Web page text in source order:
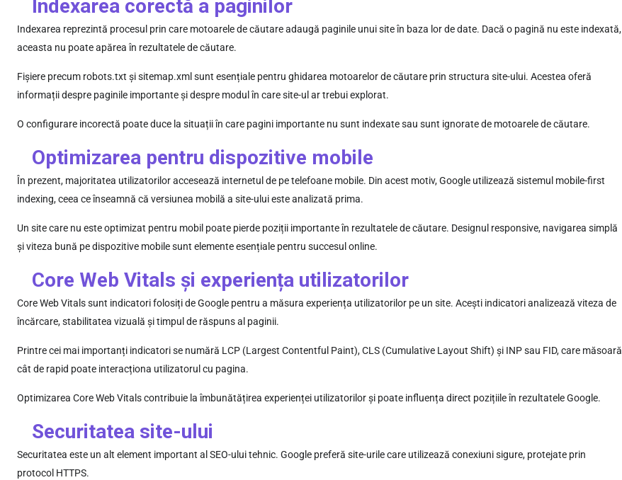
Indexarea corectă a paginilor
Indexarea reprezintă procesul prin care motoarele de căutare adaugă paginile unui site în baza lor de date. Dacă o pagină nu este indexată,
aceasta nu poate apărea în rezultatele de căutare.
Fișiere precum robots.txt și sitemap.xml sunt esențiale pentru ghidarea motoarelor de căutare prin structura site-ului. Acestea oferă
informații despre paginile importante și despre modul în care site-ul ar trebui explorat.
O configurare incorectă poate duce la situații în care pagini importante nu sunt indexate sau sunt ignorate de motoarele de căutare.
Optimizarea pentru dispozitive mobile
În prezent, majoritatea utilizatorilor accesează internetul de pe telefoane mobile. Din acest motiv, Google utilizează sistemul mobile-first
indexing, ceea ce înseamnă că versiunea mobilă a site-ului este analizată prima.
Un site care nu este optimizat pentru mobil poate pierde poziții importante în rezultatele de căutare. Designul responsive, navigarea simplă
și viteza bună pe dispozitive mobile sunt elemente esențiale pentru succesul online.
Core Web Vitals și experiența utilizatorilor
Core Web Vitals sunt indicatori folosiți de Google pentru a măsura experiența utilizatorilor pe un site. Acești indicatori analizează viteza de
încărcare, stabilitatea vizuală și timpul de răspuns al paginii.
Printre cei mai importanți indicatori se numără LCP (Largest Contentful Paint), CLS (Cumulative Layout Shift) și INP sau FID, care măsoară
cât de rapid poate interacționa utilizatorul cu pagina.
Optimizarea Core Web Vitals contribuie la îmbunătățirea experienței utilizatorilor și poate influența direct pozițiile în rezultatele Google.
Securitatea site-ului
Securitatea este un alt element important al SEO-ului tehnic. Google preferă site-urile care utilizează conexiuni sigure, protejate prin
protocol HTTPS.